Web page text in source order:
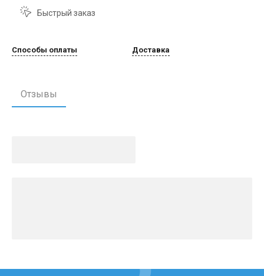
Быстрый заказ
Способы оплаты Доставка
Отзывы